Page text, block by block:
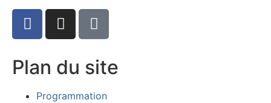
Plan du site
Programmation